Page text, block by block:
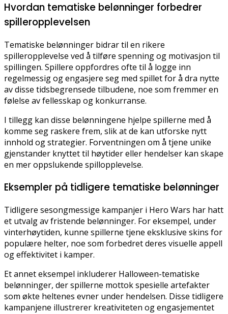
Hvordan tematiske belønninger forbedrer
spilleropplevelsen
Tematiske belønninger bidrar til en rikere
spilleropplevelse ved å tilføre spenning og motivasjon til
spillingen. Spillere oppfordres ofte til å logge inn
regelmessig og engasjere seg med spillet for å dra nytte
av disse tidsbegrensede tilbudene, noe som fremmer en
følelse av fellesskap og konkurranse.
I tillegg kan disse belønningene hjelpe spillerne med å
komme seg raskere frem, slik at de kan utforske nytt
innhold og strategier. Forventningen om å tjene unike
gjenstander knyttet til høytider eller hendelser kan skape
en mer oppslukende spillopplevelse.
Eksempler på tidligere tematiske belønninger
Tidligere sesongmessige kampanjer i Hero Wars har hatt
et utvalg av fristende belønninger. For eksempel, under
vinterhøytiden, kunne spillerne tjene eksklusive skins for
populære helter, noe som forbedret deres visuelle appell
og effektivitet i kamper.
Et annet eksempel inkluderer Halloween-tematiske
belønninger, der spillerne mottok spesielle artefakter
som økte heltenes evner under hendelsen. Disse tidligere
kampanjene illustrerer kreativiteten og engasjementet